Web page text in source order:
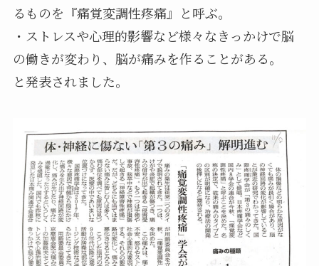
るものを『痛覚変調性疼痛』と呼ぶ。
・ストレスや心理的影響など様々なきっかけで脳
の働きが変わり、脳が痛みを作ることがある。
と発表されました。